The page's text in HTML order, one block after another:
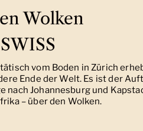
Wolken
vom Boden in Zürich
Ende der Welt. Es ist der
nach Johannesburg und
– über den Wolken.